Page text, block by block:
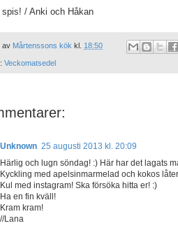
/ Anki och Håkan
av Mårtenssons kök kl. 18:50
Veckomatsedel
Unknown 25 augusti 2013 kl. 20:09
Härlig och lugn söndag! :) Här har det lagats
Kyckling med apelsinmarmelad och kokos
Kul med instagram! Ska försöka hitta er! :)
Ha en fin kväll!
Kram kram!
//Lana